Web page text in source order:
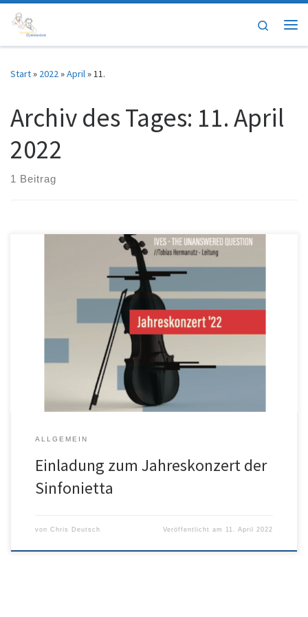
Zum Inhalt springen
Search
Start» 2022»April»11.
Archiv des Tages: 11. April
2022
1 Beitrag
Endlich ist es wieder soweit! Wir laden unsere Schulgemeinschaft
und alle Musikliebhaber zu den diesjährigen Jahreskonzerten der
Sinfonietta ein. Diese finden am Sonntag, den 22.05. um 18:00 Uhr
im Ulmer Kornhaus und am Dienstag, den 24.05. in der Stadtkirche
in Giengen statt. Wir freuen uns auf zwei Abende voller Freude […]
ALLGEMEIN
Einladung zum Jahreskonzert der
Sinfonietta
von Chris Deutsch Veröffentlicht am 11. April 2022